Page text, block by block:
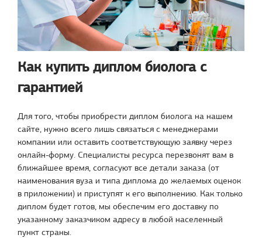
Как купить диплом биолога с
гарантией
Для того, чтобы приобрести диплом биолога на нашем
сайте, нужно всего лишь связаться с менеджерами
компании или оставить соответствующую заявку через
онлайн-форму. Специалисты ресурса перезвонят вам в
ближайшее время, согласуют все детали заказа (от
наименования вуза и типа диплома до желаемых оценок
в приложении) и приступят к его выполнению. Как только
диплом будет готов, мы обеспечим его доставку по
указанному заказчиком адресу в любой населенный
пункт страны.